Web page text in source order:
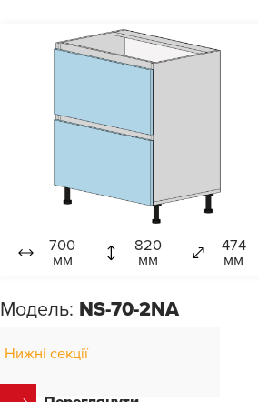
700
мм
820
мм
474
мм
Модель: NS-70-2NA
Нижні секції